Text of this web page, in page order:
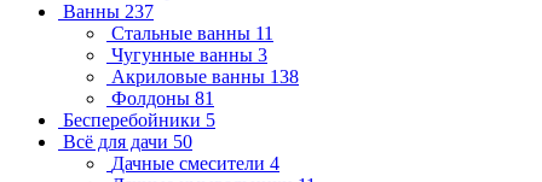
Ванны 237
Стальные ванны 11
Чугунные ванны 3
Акриловые ванны 138
Фолдоны 81
Бесперебойники 5
Всё для дачи 50
Дачные смесители 4